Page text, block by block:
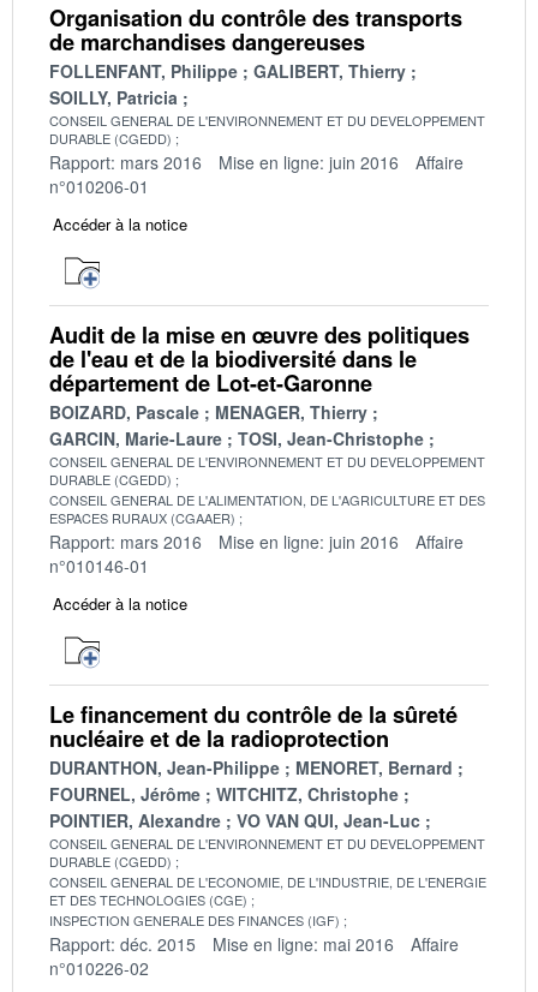
Organisation du contrôle des transports
de marchandises dangereuses
FOLLENFANT, Philippe
GALIBERT, Thierry
SOILLY, Patricia
CONSEIL GENERAL DE L'ENVIRONNEMENT ET DU DEVELOPPEMENT
DURABLE (CGEDD)
Rapport: mars 2016 Mise en ligne: juin 2016
Affaire
n°010206-01
Accéder à la notice
Audit de la mise en œuvre des politiques
de l'eau et de la biodiversité dans le
département de Lot-et-Garonne
BOIZARD, Pascale
MENAGER, Thierry
GARCIN, Marie-Laure
TOSI, Jean-Christophe
CONSEIL GENERAL DE L'ENVIRONNEMENT ET DU DEVELOPPEMENT
DURABLE (CGEDD)
CONSEIL GENERAL DE L'ALIMENTATION, DE L'AGRICULTURE ET DES
ESPACES RURAUX (CGAAER)
Rapport: mars 2016 Mise en ligne: juin 2016
Affaire
n°010146-01
Accéder à la notice
Le financement du contrôle de la sûreté
nucléaire et de la radioprotection
DURANTHON, Jean-Philippe
MENORET, Bernard
FOURNEL, Jérôme
WITCHITZ, Christophe
POINTIER, Alexandre
VO VAN QUI, Jean-Luc
CONSEIL GENERAL DE L'ENVIRONNEMENT ET DU DEVELOPPEMENT
DURABLE (CGEDD)
CONSEIL GENERAL DE L'ECONOMIE, DE L'INDUSTRIE, DE L'ENERGIE
ET DES TECHNOLOGIES (CGE)
INSPECTION GENERALE DES FINANCES (IGF)
Rapport: déc. 2015 Mise en ligne: mai 2016
Affaire
n°010226-02